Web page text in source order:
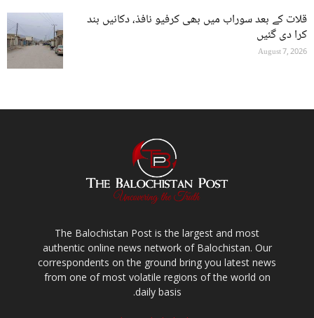
قلات کے بعد سوراب میں بھی کرفیو نافذ، دکانیں بند
کرا دی گئیں
August 7, 2026
The Balochistan Post is the largest and most
authentic online news network of Balochistan. Our
correspondents on the ground bring you latest news
from one of most volatile regions of the world on
daily basis.